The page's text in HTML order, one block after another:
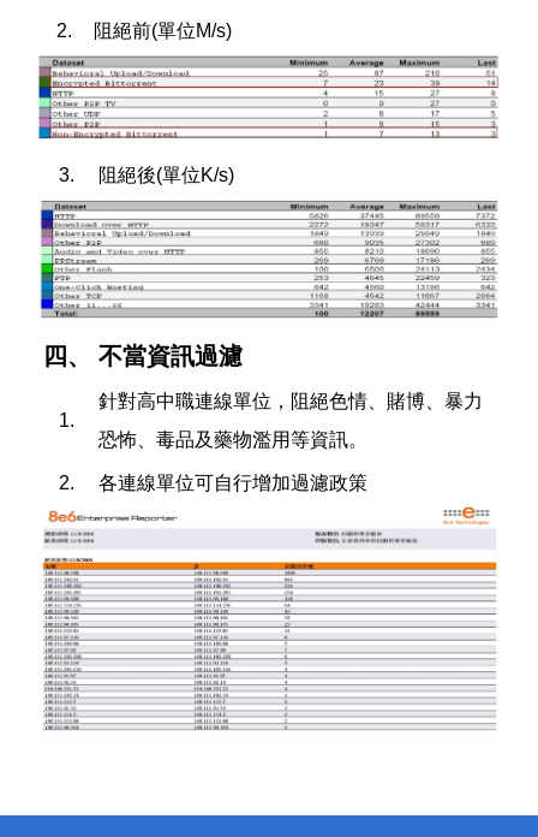
2. 阻絕前(單位M/s)
3. 阻絕後(單位K/s)
四、 不當資訊過濾
1.
針對高中職連線單位，阻絕色情、賭博、暴力
恐怖、毒品及藥物濫用等資訊。
2. 各連線單位可自行增加過濾政策